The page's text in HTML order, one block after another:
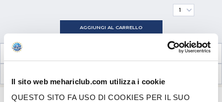
Il sito web mehariclub.com utilizza i cookie
QUESTO SITO FA USO DI COOKIES PER IL SUO
AGGIUNGI AL CARRELLO
INFORMAZIONI TECNICHE
HAI DELLE DOMANDE? BISOGNO DI AIUTO? CONTATTACI